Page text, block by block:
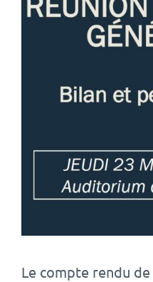
Le compte rendu